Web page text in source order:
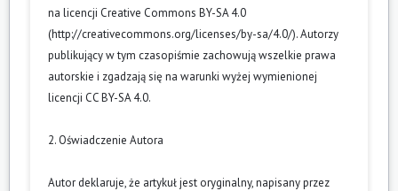
na licencji Creative Commons BY-SA 4.0
(http://creativecommons.org/licenses/by-sa/4.0/). Autorzy
publikujący w tym czasopiśmie zachowują wszelkie prawa
autorskie i zgadzają się na warunki wyżej wymienionej
licencji CC BY-SA 4.0.
2. Oświadczenie Autora
Autor deklaruje, że artykuł jest oryginalny, napisany przez